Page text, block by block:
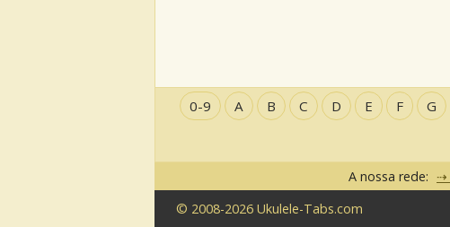
0-9 A B C D E F G
A nossa rede:
© 2008-2026 Ukulele-Tabs.com